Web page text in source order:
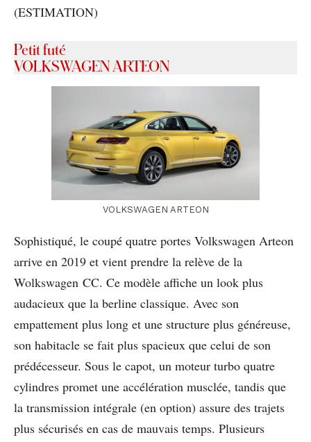
(ESTIMATION)
Petit futé
VOLKSWAGEN ARTEON
VOLKSWAGEN ARTEON
Sophistiqué, le coupé quatre portes Volkswagen Arteon
arrive en 2019 et vient prendre la relève de la
Wolkswagen CC. Ce modèle affiche un look plus
audacieux que la berline classique. Avec son
empattement plus long et une structure plus généreuse,
son habitacle se fait plus spacieux que celui de son
prédécesseur. Sous le capot, un moteur turbo quatre
cylindres promet une accélération musclée, tandis que
la transmission intégrale (en option) assure des trajets
plus sécurisés en cas de mauvais temps. Plusieurs